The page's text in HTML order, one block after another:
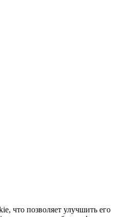
что позволяет улучшить его